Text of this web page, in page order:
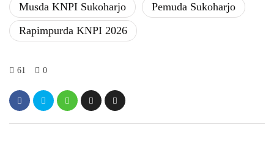
​Musda KNPI Sukoharjo
​Pemuda Sukoharjo
​Rapimpurda KNPI 2026
61 0